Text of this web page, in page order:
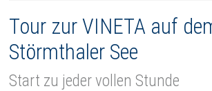
Tour zur VINETA auf
Störmthaler See
Start zu jeder vollen Stunde